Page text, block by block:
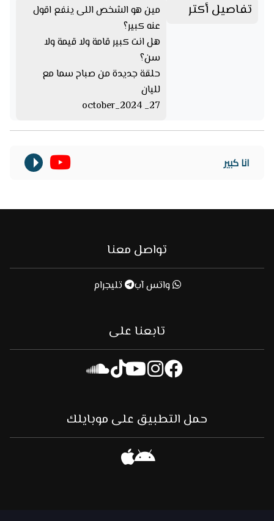
تفاصيل أكتر
مين هو الشخص اللى ينفع اقول
عنه كبير؟
هل انت كبير قامة ولا قيمة ولا
سن؟
حلقة جديدة من صباح سما مع
لليان
27_ october_2024
انا كبير
تواصل معنا
واتس آب تليجرام
تابعنا على
حمل التطبيق على موبايلك